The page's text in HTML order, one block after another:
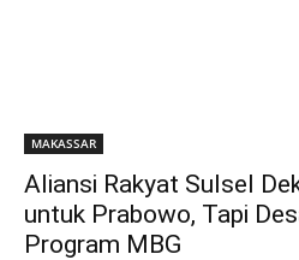
MAKASSAR
​Aliansi Rakyat Sulsel
untuk Prabowo, Tapi
Program MBG